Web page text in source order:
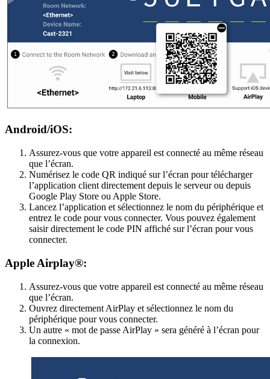
Android/iOS:
Assurez-vous que votre appareil est connecté au même réseau
que l’écran.
Numérisez le code QR indiqué sur l’écran pour télécharger
l’application client directement depuis le serveur ou depuis
Google Play Store ou Apple Store.
Lancez l’application et sélectionnez le nom du périphérique et
entrez le code pour vous connecter. Vous pouvez également
saisir directement le code PIN affiché sur l’écran pour vous
connecter.
Apple Airplay®:
Assurez-vous que votre appareil est connecté au même réseau
que l’écran.
Ouvrez directement AirPlay et sélectionnez le nom du
périphérique pour vous connecter.
Un autre « mot de passe AirPlay » sera généré à l’écran pour
la connexion.